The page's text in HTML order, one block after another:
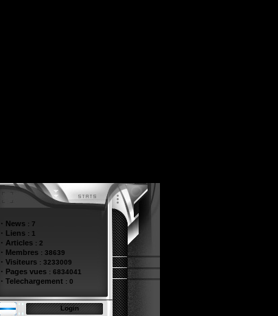
· News : 7
· Liens : 1
· Articles : 2
· Membres : 38639
· Visiteurs : 3233009
· Pages vues : 6834041
· Telechargement : 0
Login